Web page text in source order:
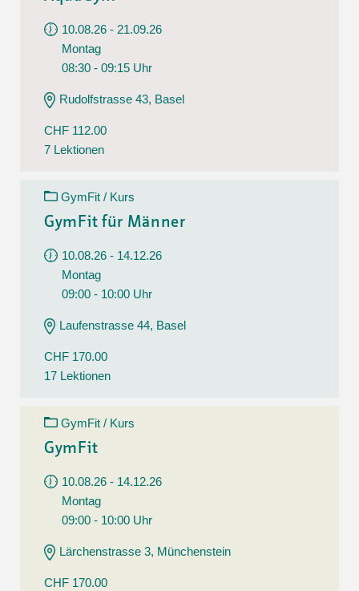
10.08.26 - 21.09.26
Montag
08:30 - 09:15 Uhr
Rudolfstrasse 43, Basel
CHF 112.00
7 Lektionen
GymFit / Kurs
GymFit für Männer
10.08.26 - 14.12.26
Montag
09:00 - 10:00 Uhr
Laufenstrasse 44, Basel
CHF 170.00
17 Lektionen
GymFit / Kurs
GymFit
10.08.26 - 14.12.26
Montag
09:00 - 10:00 Uhr
Lärchenstrasse 3, Münchenstein
CHF 170.00